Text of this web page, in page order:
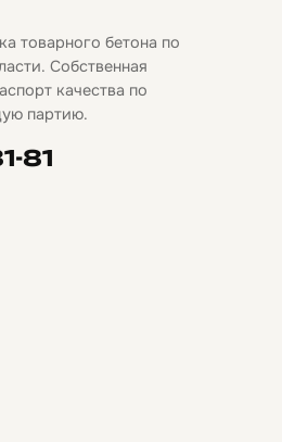
товарного бетона по
Собственная
качества по
партию.
81